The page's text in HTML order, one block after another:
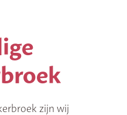
zijn wij